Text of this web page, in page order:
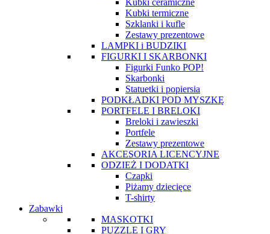
Kubki ceramiczne
Kubki termiczne
Szklanki i kufle
Zestawy prezentowe
LAMPKI i BUDZIKI
FIGURKI I SKARBONKI
Figurki Funko POP!
Skarbonki
Statuetki i popiersia
PODKŁADKI POD MYSZKĘ
PORTFELE I BRELOKI
Breloki i zawieszki
Portfele
Zestawy prezentowe
AKCESORIA LICENCYJNE
ODZIEŻ I DODATKI
Czapki
Piżamy dziecięce
T-shirty
Zabawki
MASKOTKI
PUZZLE I GRY